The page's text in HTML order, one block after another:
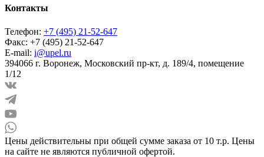
Контакты
Телефон: +7 (495) 21-52-647
Факс: +7 (495) 21-52-647
E-mail: i@upel.ru
394066 г. Воронеж, Московский пр-кт, д. 189/4, помещение
1/12
Цены действительны при общей сумме заказа от 10 т.р. Цены
на сайте не являются публичной офертой.